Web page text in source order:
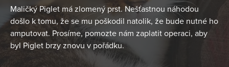
Maličký Piglet má zlomený prst. Nešťastnou náhodou
došlo k tomu, že se mu poškodil natolik, že bude nutné ho
amputovat. Prosíme, pomozte nám zaplatit operaci, aby
byl Piglet brzy znovu v pořádku.